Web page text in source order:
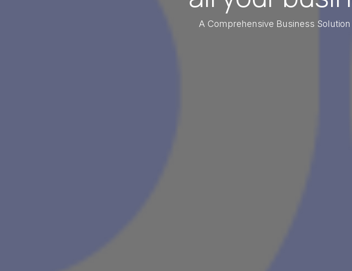
A Comprehensive Business